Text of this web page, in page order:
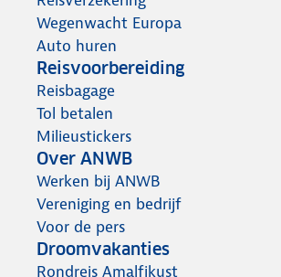
Wegenwacht Europa
Auto huren
Reisvoorbereiding
Reisbagage
Tol betalen
Milieustickers
Over ANWB
Werken bij ANWB
Vereniging en bedrijf
Voor de pers
Droomvakanties
Rondreis Amalfikust